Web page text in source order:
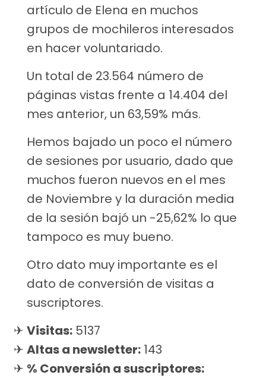
artículo de Elena en muchos
grupos de mochileros interesados
en hacer voluntariado.
Un total de 23.564 número de
páginas vistas frente a 14.404 del
mes anterior, un 63,59% más.
Hemos bajado un poco el número
de sesiones por usuario, dado que
muchos fueron nuevos en el mes
de Noviembre y la duración media
de la sesión bajó un -25,62% lo que
tampoco es muy bueno.
Otro dato muy importante es el
dato de conversión de visitas a
suscriptores.
Visitas: 5137
Altas a newsletter: 143
% Conversión a suscriptores: